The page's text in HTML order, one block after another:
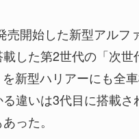
売開始した新型アルフ
した第2世代の「次世
新型ハリアーにも全
違いは3代目に搭載さ
った。